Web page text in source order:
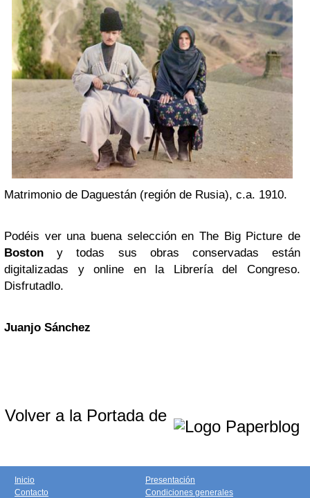
Matrimonio de Daguestán (región de Rusia), c.a. 1910.
Podéis ver una buena selección en The Big Picture de
Boston y todas sus obras conservadas están
digitalizadas y online en la Librería del Congreso.
Disfrutadlo.
Juanjo Sánchez
Volver a la Portada de
Inicio
Contacto
Presentación
Condiciones generales